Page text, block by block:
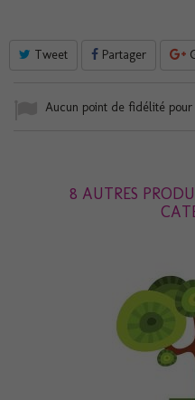
Tweet Partager
Aucun point de fidélité pour
8 AUTRES